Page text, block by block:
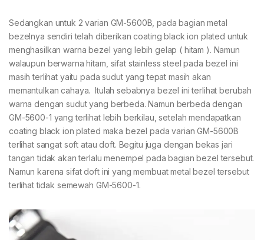
Sedangkan untuk 2 varian GM-5600B, pada bagian metal
bezelnya sendiri telah diberikan coating black ion plated untuk
menghasilkan warna bezel yang lebih gelap ( hitam ). Namun
walaupun berwarna hitam, sifat stainless steel pada bezel ini
masih terlihat yaitu pada sudut yang tepat masih akan
memantulkan cahaya. Itulah sebabnya bezel ini terlihat berubah
warna dengan sudut yang berbeda. Namun berbeda dengan
GM-5600-1 yang terlihat lebih berkilau, setelah mendapatkan
coating black ion plated maka bezel pada varian GM-5600B
terlihat sangat soft atau doft. Begitu juga dengan bekas jari
tangan tidak akan terlalu menempel pada bagian bezel tersebut.
Namun karena sifat doft ini yang membuat metal bezel tersebut
terlihat tidak semewah GM-5600-1.